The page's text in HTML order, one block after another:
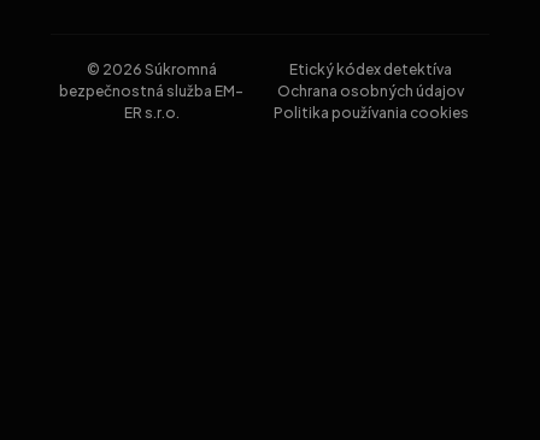
© 2026 Súkromná
bezpečnostná služba EM-
ER s.r.o.
Etický kódex detektíva
Ochrana osobných údajov
Politika používania cookies